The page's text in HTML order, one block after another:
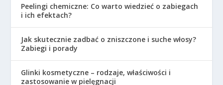
Peelingi chemiczne: Co warto wiedzieć o zabiegach
i ich efektach?
Jak skutecznie zadbać o zniszczone i suche włosy?
Zabiegi i porady
Glinki kosmetyczne – rodzaje, właściwości i
zastosowanie w pielęgnacji